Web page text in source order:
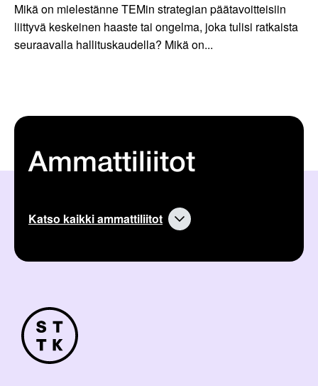
Mikä on mielestänne TEMin strategian päätavoitteisiin
liittyvä keskeinen haaste tai ongelma, joka tulisi ratkaista
seuraavalla hallituskaudella? Mikä on...
Ammattiliitot
Katso kaikki ammattiliitot